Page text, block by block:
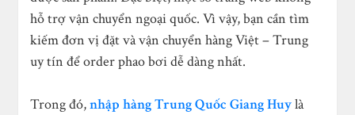
hỗ trợ vận chuyển ngoại quốc. Vì vậy, bạn cần tìm
kiếm đơn vị đặt và vận chuyển hàng Việt – Trung
uy tín để order phao bơi dễ dàng nhất.
Trong đó,nhập hàng Trung Quốc Giang Huylà